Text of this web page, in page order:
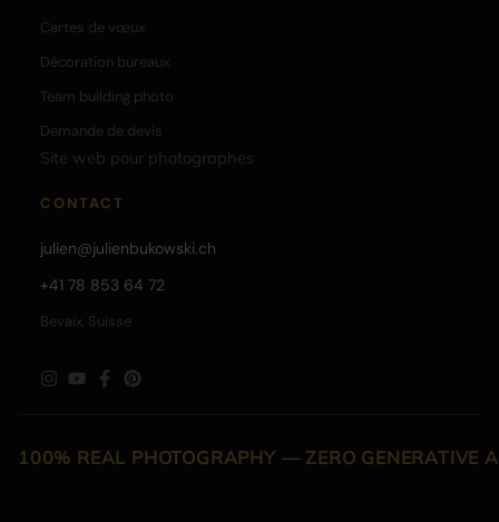
Cartes de vœux
Décoration bureaux
Team building photo
Demande de devis
Site web pour photographes
CONTACT
julien@julienbukowski.ch
+41 78 853 64 72
Bevaix, Suisse
100% REAL PHOTOGRAPHY — ZERO GENERATIVE